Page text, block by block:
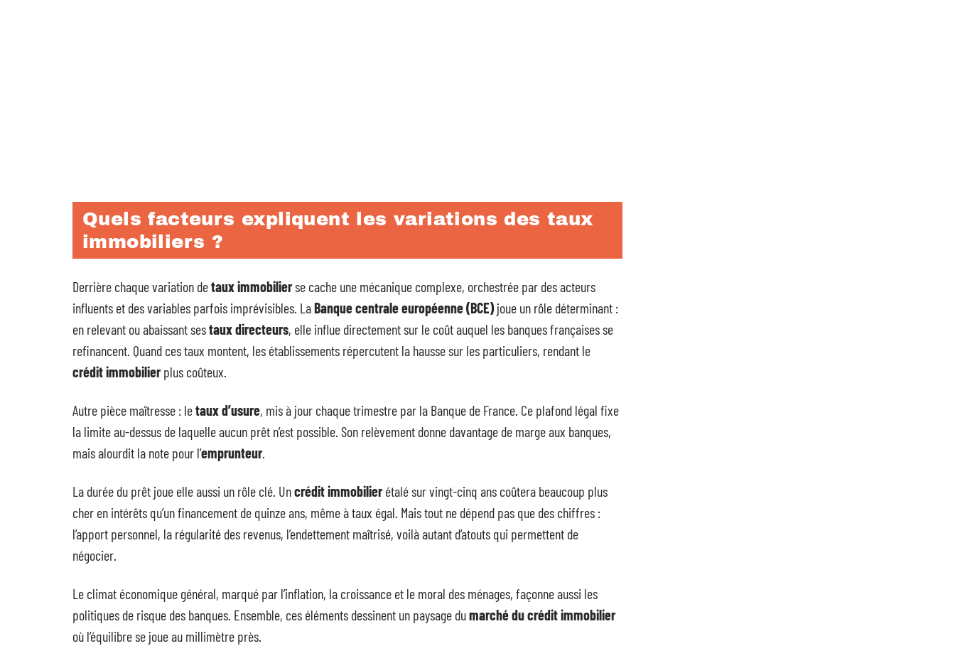
Quels facteurs expliquent les variations des taux
immobiliers ?
Derrière chaque variation detaux immobilierse cache une mécanique complexe, orchestrée par des acteurs
influents et des variables parfois imprévisibles. LaBanque centrale européenne (BCE)joue un rôle déterminant :
en relevant ou abaissant sestaux directeurs, elle influe directement sur le coût auquel les banques françaises se
refinancent. Quand ces taux montent, les établissements répercutent la hausse sur les particuliers, rendant le
crédit immobilierplus coûteux.
Autre pièce maîtresse : letaux d’usure, mis à jour chaque trimestre par la Banque de France. Ce plafond légal fixe
la limite au-dessus de laquelle aucun prêt n’est possible. Son relèvement donne davantage de marge aux banques,
mais alourdit la note pour l’emprunteur.
La durée du prêt joue elle aussi un rôle clé. Uncrédit immobilierétalé sur vingt-cinq ans coûtera beaucoup plus
cher en intérêts qu’un financement de quinze ans, même à taux égal. Mais tout ne dépend pas que des chiffres :
l’apport personnel, la régularité des revenus, l’endettement maîtrisé, voilà autant d’atouts qui permettent de
négocier.
Le climat économique général, marqué par l’inflation, la croissance et le moral des ménages, façonne aussi les
politiques de risque des banques. Ensemble, ces éléments dessinent un paysage dumarché du crédit immobilier
où l’équilibre se joue au millimètre près.